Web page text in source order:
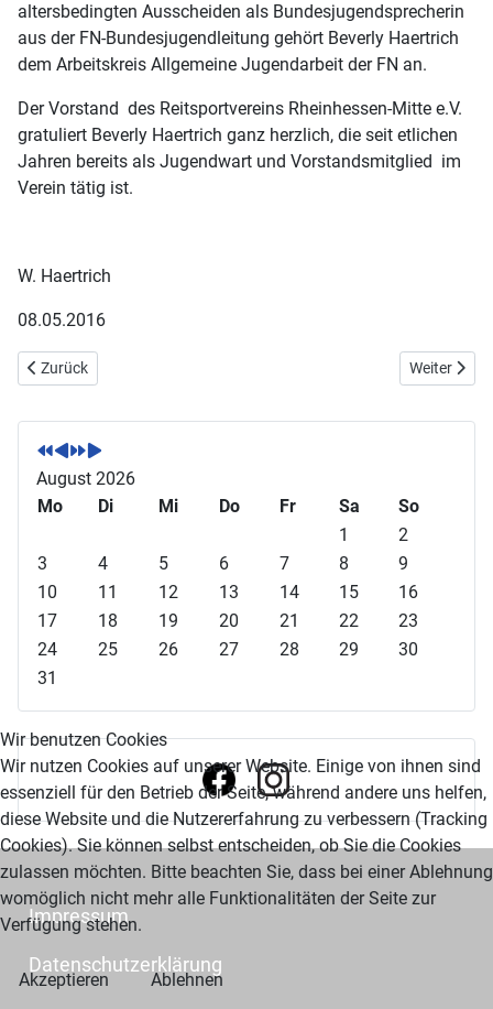
altersbedingten Ausscheiden als Bundesjugendsprecherin
aus der FN-Bundesjugendleitung gehört Beverly Haertrich
dem Arbeitskreis Allgemeine Jugendarbeit der FN an.
Der Vorstand des Reitsportvereins Rheinhessen-Mitte e.V.
gratuliert Beverly Haertrich ganz herzlich, die seit etlichen
Jahren bereits als Jugendwart und Vorstandsmitglied im
Verein tätig ist.
W. Haertrich
08.05.2016
Vorheriger Beitrag: Pony Joker verabschiedet sich vom Turniersport
Zurück Nächster
Weiter
V
o
r
h
r
i
g
s
J
a
h
r
V
o
r
h
i
g
r
o
n
a
t
N
ä
c
r
N
ä
c
a
t
August 2026
Mo
Di Mi Do Fr Sa
So
1
2
3
4 5 6 7 8
9
10
11 12 13 14 15
16
17
18 19 20 21 22
23
24
25 26 27 28 29
30
31
Impressum
Datenschutzerklärung
Wir benutzen Cookies
Wir nutzen Cookies auf unserer Website. Einige von ihnen sind
essenziell für den Betrieb der Seite, während andere uns helfen,
diese Website und die Nutzererfahrung zu verbessern (Tracking
Cookies). Sie können selbst entscheiden, ob Sie die Cookies
zulassen möchten. Bitte beachten Sie, dass bei einer Ablehnung
womöglich nicht mehr alle Funktionalitäten der Seite zur
Verfügung stehen.
Akzeptieren
Ablehnen